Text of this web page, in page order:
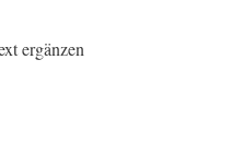
ergänzen